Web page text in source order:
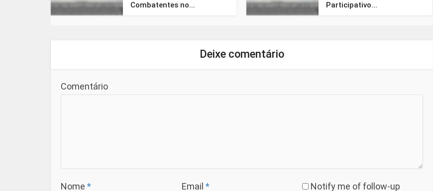
Combatentes no...
Participativo...
Deixe comentário
Comentário
Nome * Email *
Notify me of follow-up